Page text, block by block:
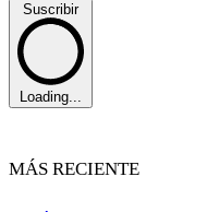
Suscribir
Loading...
MÁS RECIENTE